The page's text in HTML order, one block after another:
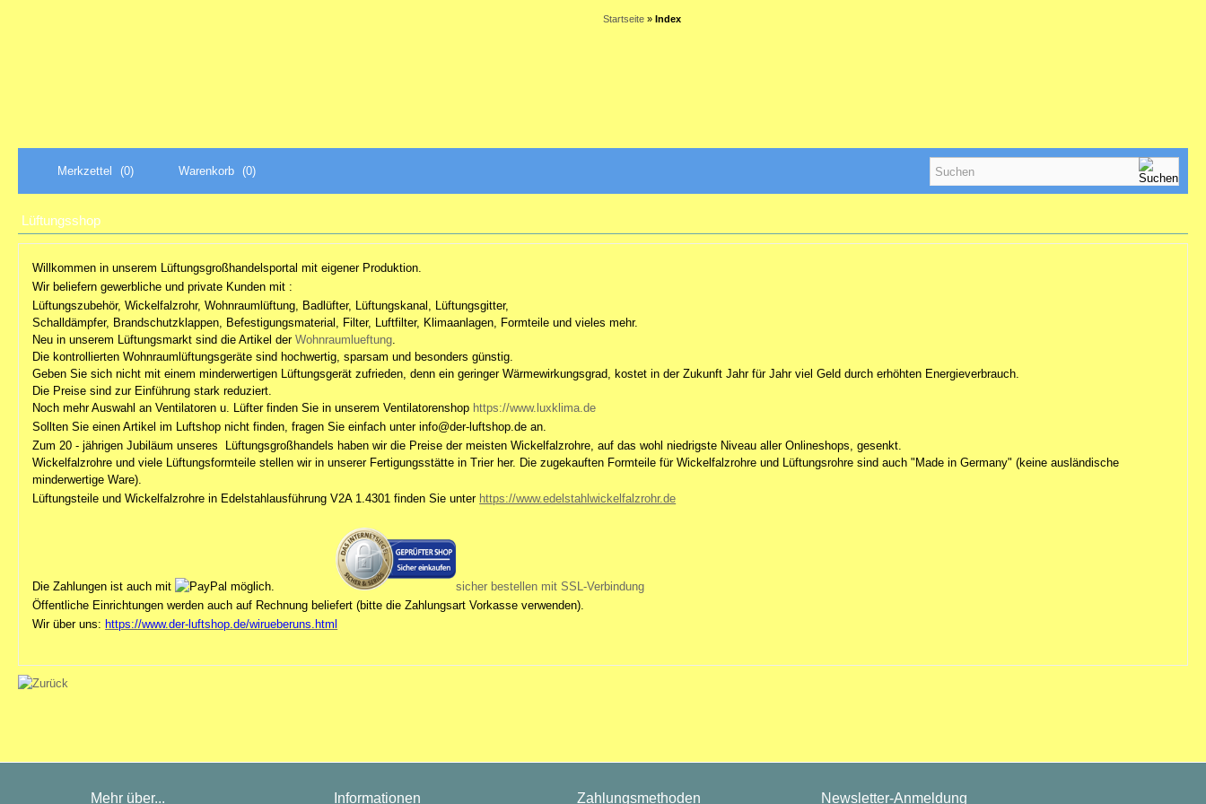
Startseite» Index
Warenkorb (0)
Merkzettel (0)
Lüftungsshop
Willkommen in unserem Lüftungsgroßhandelsportal mit eigener Produktion.
Wir beliefern gewerbliche und private Kunden mit :
Lüftungszubehör, Wickelfalzrohr, Wohnraumlüftung, Badlüfter, Lüftungskanal, Lüftungsgitter,
Schalldämpfer, Brandschutzklappen, Befestigungsmaterial, Filter, Luftfilter, Klimaanlagen, Formteile und vieles mehr.
Neu in unserem Lüftungsmarkt sind die Artikel derWohnraumlueftung.
Die kontrollierten Wohnraumlüftungsgeräte sind hochwertig, sparsam und besonders günstig.
Geben Sie sich nicht mit einem minderwertigen Lüftungsgerät zufrieden, denn ein geringer Wärmewirkungsgrad, kostet in der Zukunft Jahr für Jahr viel Geld durch erhöhten Energieverbrauch.
Die Preise sind zur Einführung stark reduziert.
Noch mehr Auswahl an Ventilatoren u. Lüfter finden Sie in unserem Ventilatorenshop https://www.luxklima.de
Sollten Sie einen Artikel im Luftshop nicht finden, fragen Sie einfach unter info@der-luftshop.de an.
Zum 20 - jährigen Jubiläum unseres
Lüftungsgroßhandels haben wir die Preise der meisten Wickelfalzrohre, auf das wohl niedrigste Niveau aller Onlineshops, gesenkt.
Wickelfalzrohre und viele Lüftungsformteile stellen wir in unserer Fertigungsstätte in Trier her. Die zugekauften Formteile für Wickelfalzrohre und Lüftungsrohre sind auch "Made in Germany" (keine ausländische
minderwertige Ware).
Lüftungsteile und Wickelfalzrohre in Edelstahlausführung V2A 1.4301 finden Sie unter https://www.edelstahlwickelfalzrohr.de
Die Zahlungen ist auch mit möglich.
sicher bestellen mit SSL-Verbindung
Öffentliche Einrichtungen werden auch auf Rechnung beliefert (bitte die Zahlungsart Vorkasse verwenden).
Wir über uns: https://www.der-luftshop.de/wirueberuns.html
Mehr über... Informationen Zahlungsmethoden Newsletter-Anmeldung